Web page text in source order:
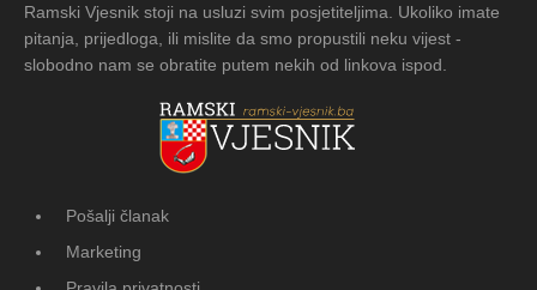
Ramski Vjesnik stoji na usluzi svim posjetiteljima. Ukoliko imate
pitanja, prijedloga, ili mislite da smo propustili neku vijest -
slobodno nam se obratite putem nekih od linkova ispod.
Pošalji članak
Marketing